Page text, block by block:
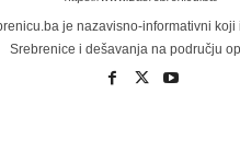
je nazavisno-informativni
Srebrenice i dešavanja na području